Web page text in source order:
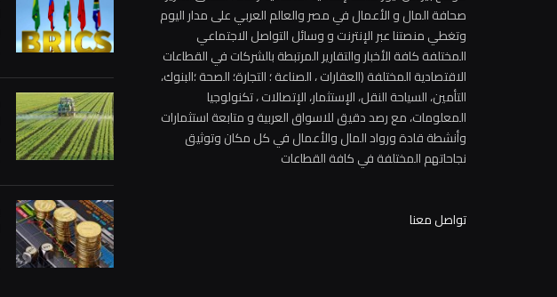
صحافة المال و الأعمال في مصر والعالم العربي على مدار اليوم
وتغطي منصتنا عبر الإنترنت و وسائل التواصل الاجتماعي
المختلفة كافة الأخبار والتقارير المرتبطة بالشركات في القطاعات
الاقتصادية المختلفة (العقارات ، الصناعة ؛ التجارة؛ الصحة ؛البنوك،
التأمين، السياحة النقل، الإستثمار، الإتصالات ، تكنولوجيا
المعلومات، مع رصد دقيق للاسواق العربية و متابعة استثمارات
وأنشطة قادة ورواد المال والأعمال في كل مكان وتوثيق
نجاحاتهم المختلفة في كافة القطاعات
تواصل معنا